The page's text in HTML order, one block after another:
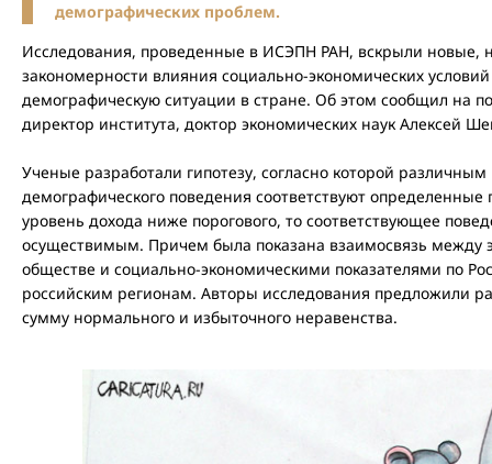
демографических проблем.
Исследования, проведенные в ИСЭПН РАН, вскрыли новые,
закономерности влияния социально-экономических
демографическую ситуации в стране. Об этом сообщил на
директор института, доктор экономических наук Алексей
Ученые разработали гипотезу, согласно которой
демографического поведения соответствуют
уровень дохода ниже порогового, то соответствующее
осуществимым. Причем была показана взаимосвязь между
обществе и социально-экономическими показателями по
российским регионам. Авторы исследования предложили
сумму нормального и избыточного неравенства.